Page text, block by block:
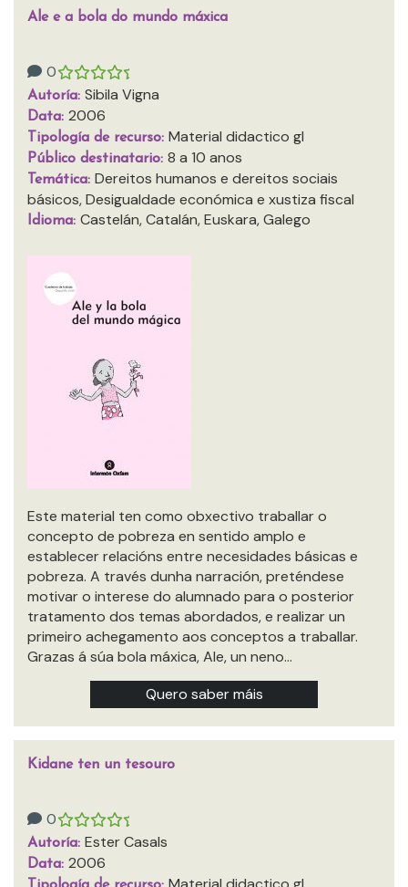
Ale e a bola do mundo máxica
0
Autoría: Sibila Vigna
Data: 2006
Tipología de recurso: Material didactico gl
Público destinatario: 8 a 10 anos
Temática: Dereitos humanos e dereitos sociais
básicos, Desigualdade económica e xustiza fiscal
Idioma: Castelán, Catalán, Euskara, Galego
Este material ten como obxectivo traballar o
concepto de pobreza en sentido amplo e
establecer relacións entre necesidades básicas e
pobreza. A través dunha narración, preténdese
motivar o interese do alumnado para o posterior
tratamento dos temas abordados, e realizar un
primeiro achegamento aos conceptos a traballar.
Grazas á súa bola máxica, Ale, un neno…
Quero saber máis
Kidane ten un tesouro
0
Autoría: Ester Casals
Data: 2006